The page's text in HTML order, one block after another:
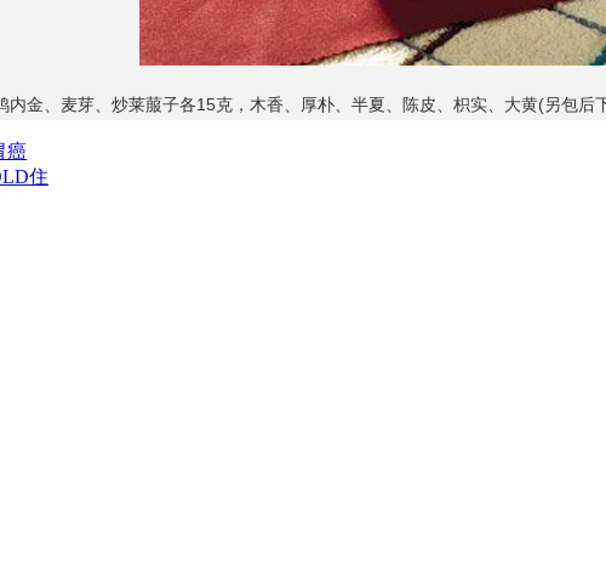
、麦芽、炒莱菔子各15克，木香、厚朴、半夏、陈皮、枳实、大黄(另包后
癌
住